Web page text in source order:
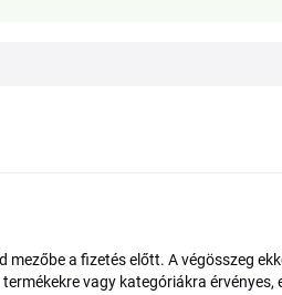
a fizetés előtt. A végösszeg
vagy kategóriákra érvényes,